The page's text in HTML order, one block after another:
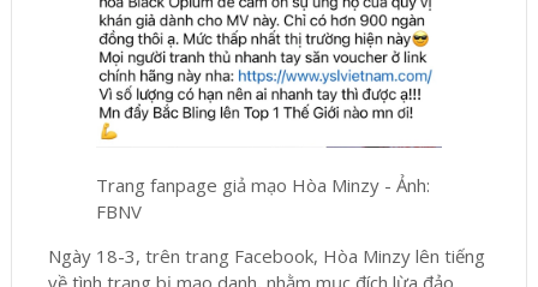
Trang fanpage giả mạo Hòa Minzy - Ảnh:
FBNV
Ngày 18-3, trên trang Facebook, Hòa Minzy lên tiếng
về tình trạng bị mạo danh, nhằm mục đích lừa đảo